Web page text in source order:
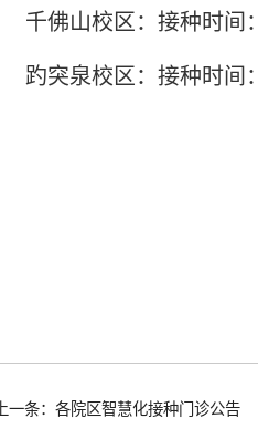
千佛山校区：接种时间
趵突泉校区：接种时间
上一条：各院区智慧化接种门诊公告